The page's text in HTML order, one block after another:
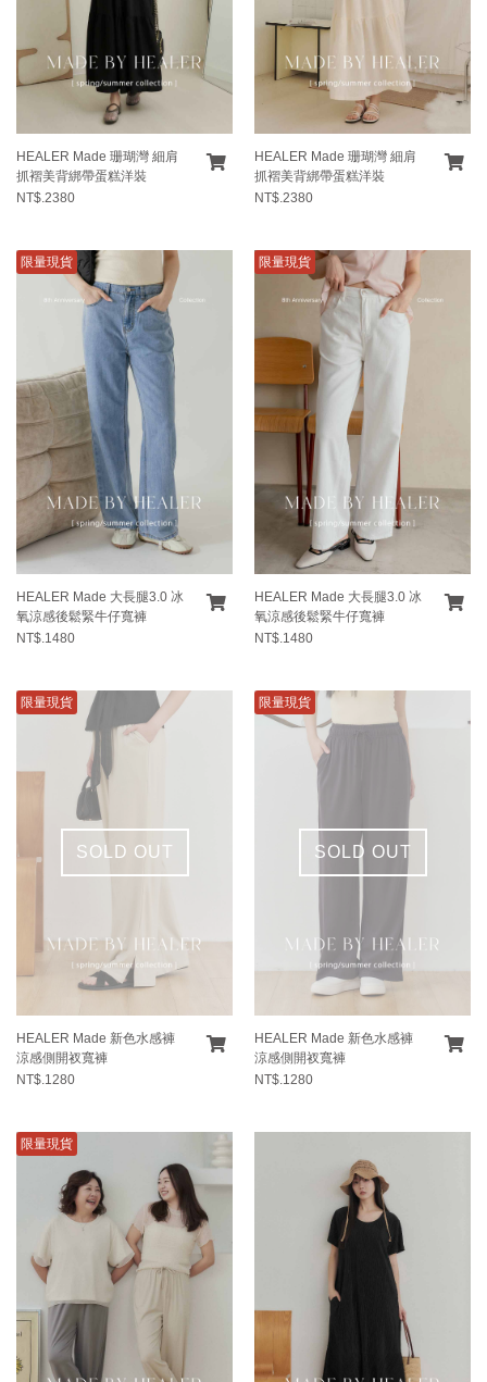
HEALER Made 珊瑚灣 細肩
抓褶美背綁帶蛋糕洋裝
NT$.2380
HEALER Made 珊瑚灣 細肩
抓褶美背綁帶蛋糕洋裝
NT$.2380
限量現貨
HEALER Made 大長腿3.0 冰
氧涼感後鬆緊牛仔寬褲
NT$.1480
限量現貨
HEALER Made 大長腿3.0 冰
氧涼感後鬆緊牛仔寬褲
NT$.1480
SOLD OUT
限量現貨
HEALER Made 新色水感褲
涼感側開衩寬褲
NT$.1280
SOLD OUT
限量現貨
HEALER Made 新色水感褲
涼感側開衩寬褲
NT$.1280
限量現貨